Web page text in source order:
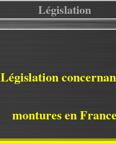
Législation
Législation
montures en